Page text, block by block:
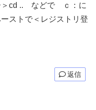
＞cd .. などで ｃ：に
ストで＜レジストリ登
返信